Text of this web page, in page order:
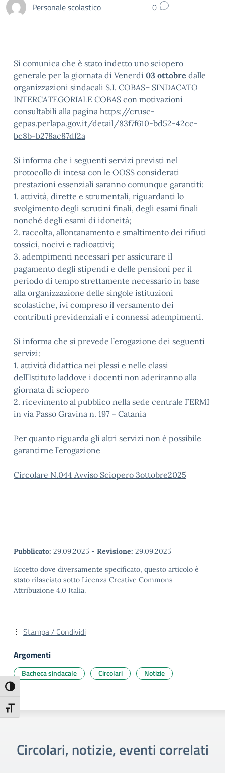
Attiva/disattiva alto contrasto
Attiva/disattiva dimensione testo
Personale scolastico 0
Si comunica che è stato indetto uno sciopero
generale per la giornata di Venerdì 03 ottobre dalle
organizzazioni sindacali S.I. COBAS– SINDACATO
INTERCATEGORIALE COBAS con motivazioni
consultabili alla pagina https://crusc-
gepas.perlapa.gov.it/detail/83f7f610-bd52-42cc-
bc8b-b278ac87df2a
Si informa che i seguenti servizi previsti nel
protocollo di intesa con le OOSS considerati
prestazioni essenziali saranno comunque garantiti:
1. attività, dirette e strumentali, riguardanti lo
svolgimento degli scrutini finali, degli esami finali
nonché degli esami di idoneità;
2. raccolta, allontanamento e smaltimento dei rifiuti
tossici, nocivi e radioattivi;
3. adempimenti necessari per assicurare il
pagamento degli stipendi e delle pensioni per il
periodo di tempo strettamente necessario in base
alla organizzazione delle singole istituzioni
scolastiche, ivi compreso il versamento dei
contributi previdenziali e i connessi adempimenti.
Si informa che si prevede l’erogazione dei seguenti
servizi:
1. attività didattica nei plessi e nelle classi
dell’Istituto laddove i docenti non aderiranno alla
giornata di sciopero
2. ricevimento al pubblico nella sede centrale FERMI
in via Passo Gravina n. 197 – Catania
Per quanto riguarda gli altri servizi non è possibile
garantirne l’erogazione
Circolare N.044 Avviso Sciopero 3ottobre2025
Pubblicato: 29.09.2025 - Revisione: 29.09.2025
Eccetto dove diversamente specificato, questo articolo è
stato rilasciato sotto Licenza Creative Commons
Attribuzione 4.0 Italia.
Stampa / Condividi
Argomenti
Bacheca sindacale Circolari Notizie
Circolari, notizie, eventi correlati